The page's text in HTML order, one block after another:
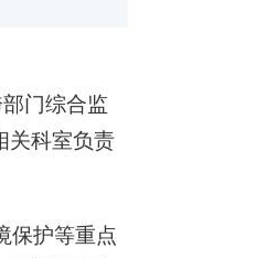
门综合监
关科室负责
保护等重点